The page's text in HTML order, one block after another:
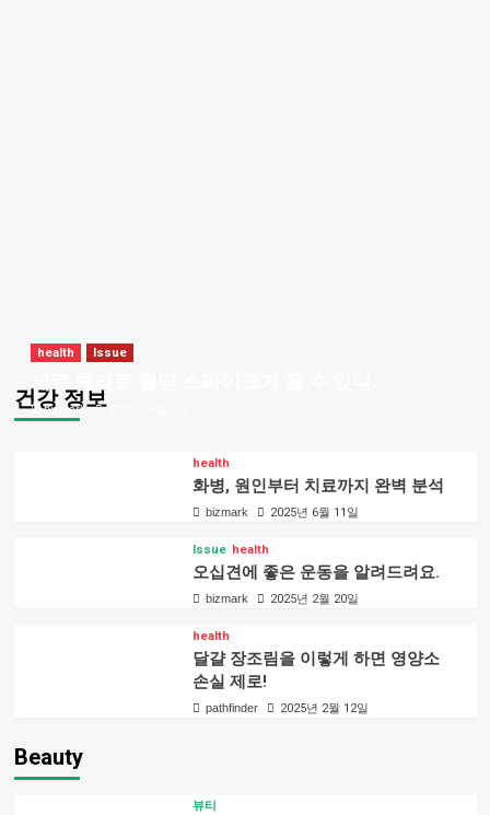
건강 정보
health Issue
bizmark
health
화병, 원인부터 치료까지 완벽 분석
bizmark 2025년 6월 11일
Issue health
오십견에 좋은 운동을 알려드려요.
bizmark 2025년 2월 20일
health
달걀 장조림을 이렇게 하면 영양소
손실 제로!
pathfinder 2025년 2월 12일
Beauty
뷰티